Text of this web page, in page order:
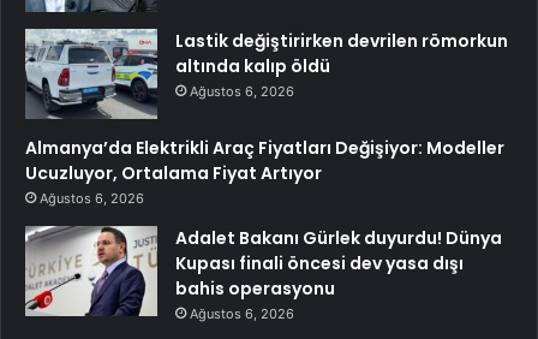
Lastik değiştirirken devrilen römorkun
altında kalıp öldü
Ağustos 6, 2026
Almanya’da Elektrikli Araç Fiyatları Değişiyor: Modeller
Ucuzluyor, Ortalama Fiyat Artıyor
Ağustos 6, 2026
Adalet Bakanı Gürlek duyurdu! Dünya
Kupası finali öncesi dev yasa dışı
bahis operasyonu
Ağustos 6, 2026